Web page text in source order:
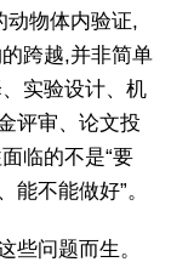
动物体内验证,
跨越,并非简单
实验设计、机
评审、论文投
临的不是“要
能不能做好”。
些问题而生。